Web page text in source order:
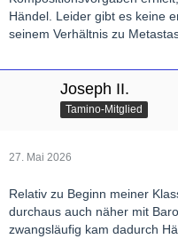
Händel. Leider gibt es keine
seinem Verhältnis zu
Joseph II.
Tamino-Mitglied
27. Mai 2026
Relativ zu Beginn meiner
durchaus auch näher mit
zwangsläufig kam dadurch